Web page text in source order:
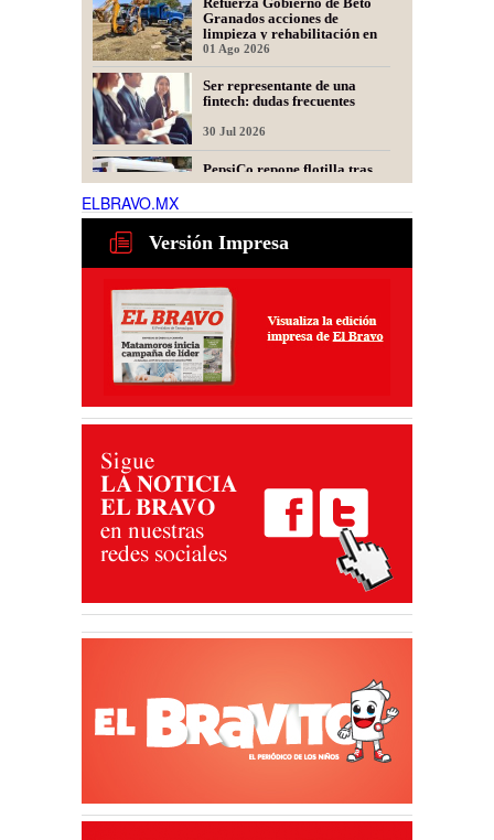
Granados acciones de
limpieza y rehabilitación en
Los Presidentes
01 Ago 2026
Ser representante de una
fintech: dudas frecuentes
30 Jul 2026
PepsiCo repone flotilla tras
incendio; llegan 15 nuevas
31 Jul 2026
Tamaulipas alista nuevo plan
para recuperar exportaciones
31 Jul 2026
ELBRAVO.MX
Versión Impresa